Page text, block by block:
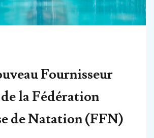
Fournisseur
la Fédération
de Natation (FFN)